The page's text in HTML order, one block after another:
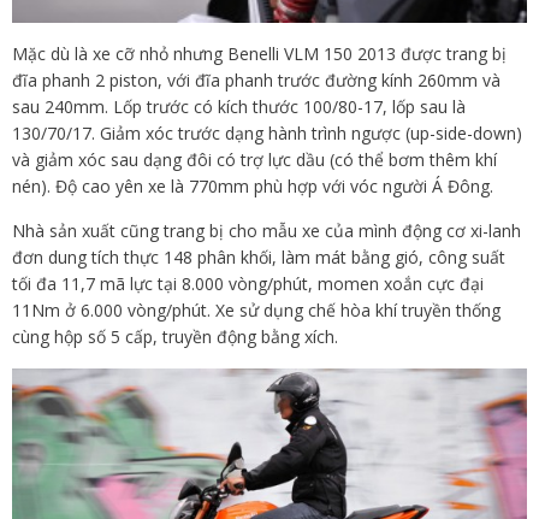
Mặc dù là xe cỡ nhỏ nhưng Benelli VLM 150 2013 được trang bị
đĩa phanh 2 piston, với đĩa phanh trước đường kính 260mm và
sau 240mm. Lốp trước có kích thước 100/80-17, lốp sau là
130/70/17. Giảm xóc trước dạng hành trình ngược (up-side-down)
và giảm xóc sau dạng đôi có trợ lực dầu (có thể bơm thêm khí
nén). Độ cao yên xe là 770mm phù hợp với vóc người Á Đông.
Nhà sản xuất cũng trang bị cho mẫu xe của mình động cơ xi-lanh
đơn dung tích thực 148 phân khối, làm mát bằng gió, công suất
tối đa 11,7 mã lực tại 8.000 vòng/phút, momen xoắn cực đại
11Nm ở 6.000 vòng/phút. Xe sử dụng chế hòa khí truyền thống
cùng hộp số 5 cấp, truyền động bằng xích.